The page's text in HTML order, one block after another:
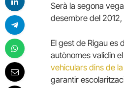
Serà la segona
desembre del
El gest de Rigau es
autònomes validin el
vehiculars dins de
garantir